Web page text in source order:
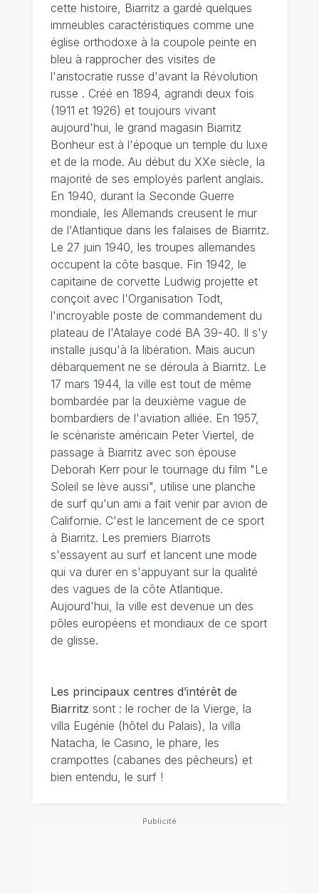
cette histoire, Biarritz a gardé quelques
immeubles caractéristiques comme une
église orthodoxe à la coupole peinte en
bleu à rapprocher des visites de
l'aristocratie russe d'avant la Révolution
russe . Créé en 1894, agrandi deux fois
(1911 et 1926) et toujours vivant
aujourd'hui, le grand magasin Biarritz
Bonheur est à l'époque un temple du luxe
et de la mode. Au début du XXe siècle, la
majorité de ses employés parlent anglais.
En 1940, durant la Seconde Guerre
mondiale, les Allemands creusent le mur
de l'Atlantique dans les falaises de Biarritz.
Le 27 juin 1940, les troupes allemandes
occupent la côte basque. Fin 1942, le
capitaine de corvette Ludwig projette et
conçoit avec l'Organisation Todt,
l'incroyable poste de commandement du
plateau de l'Atalaye codé BA 39-40. Il s'y
installe jusqu'à la libération. Mais aucun
débarquement ne se déroula à Biarritz. Le
17 mars 1944, la ville est tout de même
bombardée par la deuxième vague de
bombardiers de l'aviation alliée. En 1957,
le scénariste américain Peter Viertel, de
passage à Biarritz avec son épouse
Deborah Kerr pour le tournage du film "Le
Soleil se lève aussi", utilise une planche
de surf qu'un ami a fait venir par avion de
Californie. C'est le lancement de ce sport
à Biarritz. Les premiers Biarrots
s'essayent au surf et lancent une mode
qui va durer en s'appuyant sur la qualité
des vagues de la côte Atlantique.
Aujourd'hui, la ville est devenue un des
pôles européens et mondiaux de ce sport
de glisse.
Les principaux centres d’intérêt de
Biarritz sont : le rocher de la Vierge, la
villa Eugénie (hôtel du Palais), la villa
Natacha, le Casino, le phare, les
crampottes (cabanes des pêcheurs) et
bien entendu, le surf !